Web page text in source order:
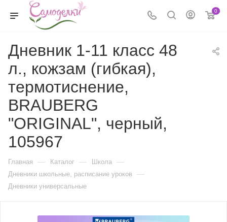
0
Дневник 1-11 класс 48
л., кожзам (гибкая),
термотиснение,
BRAUBERG
"ORIGINAL", черный,
105967
Главная — Каталог — Школа —
Дневники школьные, расписание уроков —
Дневники универсальные